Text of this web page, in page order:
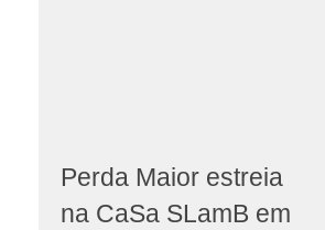
Perda Maior estreia
na CaSa SLamB em